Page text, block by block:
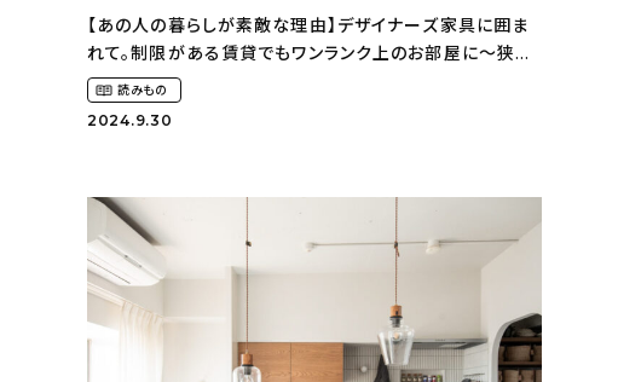
【あの人の暮らしが素敵な理由】デザイナーズ家具に囲ま
れて。制限がある賃貸でもワンランク上のお部屋に〜狭く
ても好きな暮らしのこと（_____chika708さん）
読みもの
2024.9.30